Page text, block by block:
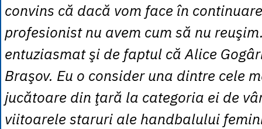
convins că dacă vom face în
profesionist nu avem cum să nu
entuziasmat şi de faptul că Alice
Braşov. Eu o consider una dintre cele
jucătoare din ţară la categoria ei de
viitoarele staruri ale handbalului